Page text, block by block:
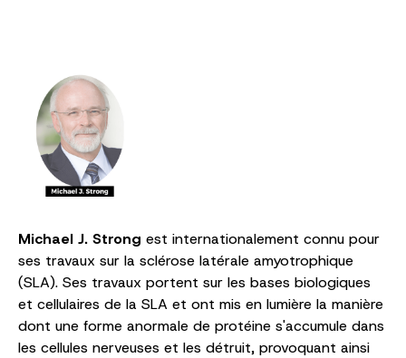
Michael J. Strong est internationalement connu pour
ses travaux sur la sclérose latérale amyotrophique
(SLA). Ses travaux portent sur les bases biologiques
et cellulaires de la SLA et ont mis en lumière la manière
dont une forme anormale de protéine s'accumule dans
les cellules nerveuses et les détruit, provoquant ainsi